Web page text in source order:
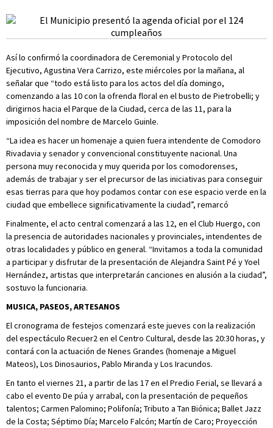
Así lo confirmó la coordinadora de Ceremonial y Protocolo del
Ejecutivo, Agustina Vera Carrizo, este miércoles por la mañana, al
señalar que “todo está listo para los actos del día domingo,
comenzando a las 10 con la ofrenda floral en el busto de Pietrobelli; y
dirigirnos hacia el Parque de la Ciudad, cerca de las 11, para la
imposición del nombre de Marcelo Guinle.
“La idea es hacer un homenaje a quien fuera intendente de Comodoro
Rivadavia y senador y convencional constituyente nacional. Una
persona muy reconocida y muy querida por los comodorenses,
además de trabajar y ser el precursor de las iniciativas para conseguir
esas tierras para que hoy podamos contar con ese espacio verde en la
ciudad que embellece significativamente la ciudad”, remarcó
Finalmente, el acto central comenzará a las 12, en el Club Huergo, con
la presencia de autoridades nacionales y provinciales, intendentes de
otras localidades y público en general. “Invitamos a toda la comunidad
a participar y disfrutar de la presentación de Alejandra Saint Pé y Yoel
Hernández, artistas que interpretarán canciones en alusión a la ciudad”,
sostuvo la funcionaria.
MUSICA, PASEOS, ARTESANOS
El cronograma de festejos comenzará este jueves con la realización
del espectáculo Recuer2 en el Centro Cultural, desde las 20:30 horas, y
contará con la actuación de Nenes Grandes (homenaje a Miguel
Mateos), Los Dinosaurios, Pablo Miranda y Los Iracundos.
En tanto el viernes 21, a partir de las 17 en el Predio Ferial, se llevará a
cabo el evento De púa y arrabal, con la presentación de pequeños
talentos; Carmen Palomino; Polifonía; Tributo a Tan Biónica; Ballet Jazz
de la Costa; Séptimo Día; Marcelo Falcón; Martín de Caro; Proyección